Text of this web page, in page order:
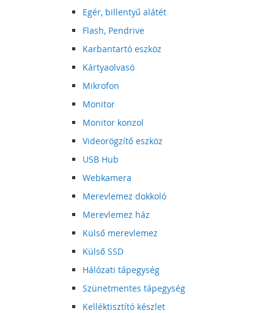
Egér, billentyű alátét
Flash, Pendrive
Karbantartó eszköz
Kártyaolvasó
Mikrofon
Monitor
Monitor konzol
Videorögzítő eszköz
USB Hub
Webkamera
Merevlemez dokkoló
Merevlemez ház
Külső merevlemez
Külső SSD
Hálózati tápegység
Szünetmentes tápegység
Kelléktisztító készlet